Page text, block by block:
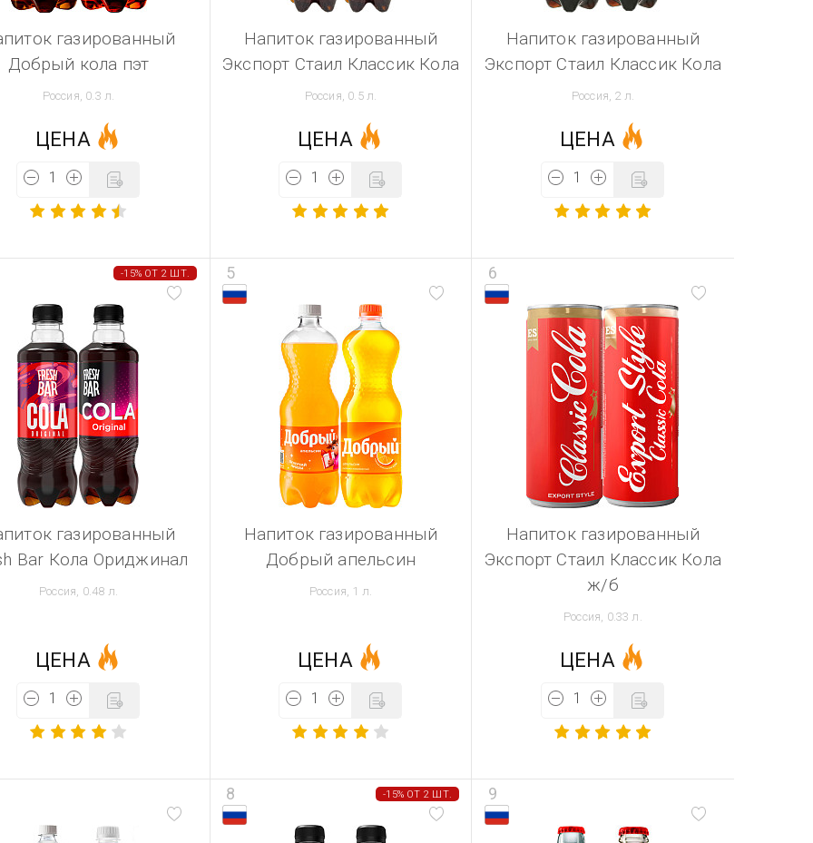
газированный
Добрый кола пэт
Россия, 0.3 л.
ЦЕНА
Напиток газированный
Экспорт Стаил Классик Кола
Россия, 0.5 л.
ЦЕНА
Напиток газированный
Экспорт Стаил Классик Кола
Россия, 2 л.
ЦЕНА
-15% ОТ 2 ШТ.
газированный
Bar Кола Ориджинал
Россия, 0.48 л.
ЦЕНА
5
Напиток газированный
Добрый апельсин
Россия, 1 л.
ЦЕНА
6
Напиток газированный
Экспорт Стаил Классик Кола
ж/б
Россия, 0.33 л.
ЦЕНА
8 -15% ОТ 2 ШТ. 9